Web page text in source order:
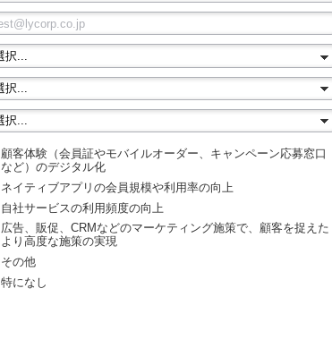
顧客体験（会員証やモバイルオーダー、キャンペーン応募窓口
など）のデジタル化
ネイティブアプリの会員規模や利用率の向上
自社サービスの利用頻度の向上
広告、販促、CRMなどのマーケティング施策で、顧客を捉えた
より高度な施策の実現
その他
特になし